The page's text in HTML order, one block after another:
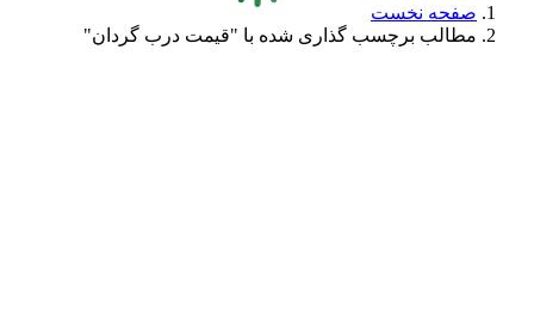
صفحه نخست
مطالب برچسب گذاری شده با "قیمت درب گردان"